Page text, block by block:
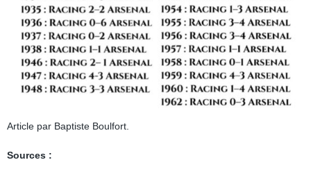
Article par Baptiste Boulfort.
Sources :